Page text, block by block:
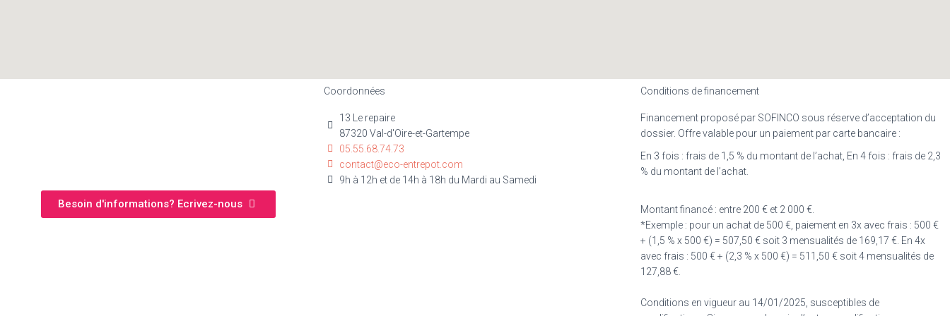
Besoin d'informations? Ecrivez-nous
Coordonnées
13 Le repaire
87320 Val-d'Oire-et-Gartempe
05.55.68.74.73
contact@eco-entrepot.com
9h à 12h et de 14h à 18h du Mardi au Samedi
Conditions de financement
Financement proposé par SOFINCO sous réserve d’acceptation du
dossier. Offre valable pour un paiement par carte bancaire :
En 3 fois : frais de 1,5 % du montant de l’achat, En 4 fois : frais de 2,3
% du montant de l’achat.
Montant financé : entre 200 € et 2 000 €.
*Exemple : pour un achat de 500 €, paiement en 3x avec frais : 500 €
+ (1,5 % x 500 €) = 507,50 € soit 3 mensualités de 169,17 €. En 4x
avec frais : 500 € + (2,3 % x 500 €) = 511,50 € soit 4 mensualités de
127,88 €.
Conditions en vigueur au 14/01/2025, susceptibles de